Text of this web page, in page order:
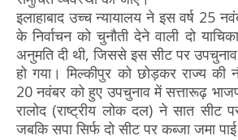
इलाहाबाद उच्च न्यायालय ने इस वर्ष 25
के निर्वाचन को चुनौती देने वाली दो
अनुमति दी थी, जिससे इस सीट पर
हो गया। मिल्कीपुर को छोड़कर राज्य की
20 नवंबर को हुए उपचुनाव में सत्तारूढ़
रालोद (राष्ट्रीय लोक दल) ने सात सीट
जबकि सपा सिर्फ दो सीट पर कब्जा जमा